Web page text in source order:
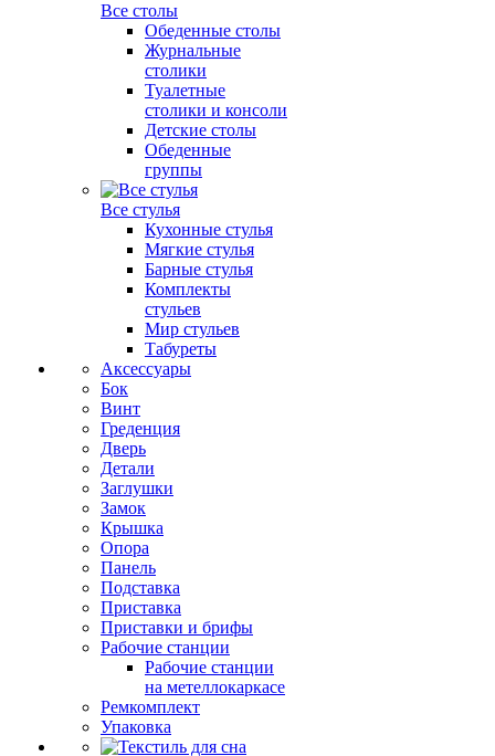
Все столы
Обеденные столы
Журнальные
столики
Туалетные
столики и консоли
Детские столы
Обеденные
группы
Все стулья
Кухонные стулья
Мягкие стулья
Барные стулья
Комплекты
стульев
Мир стульев
Табуреты
Аксессуары
Бок
Винт
Греденция
Дверь
Детали
Заглушки
Замок
Крышка
Опора
Панель
Подставка
Приставка
Приставки и брифы
Рабочие станции
Рабочие станции
на метеллокаркасе
Ремкомплект
Упаковка